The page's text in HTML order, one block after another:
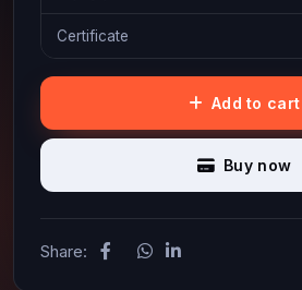
Certificate
Add to cart
Buy now
Share: